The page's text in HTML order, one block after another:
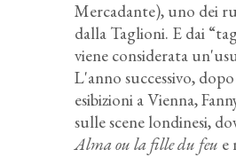
Mercadante), uno dei
dalla Taglioni. E dai
viene considerata
L'anno successivo,
esibizioni a Vienna,
sulle scene londinesi,
Alma ou la fille du feu e